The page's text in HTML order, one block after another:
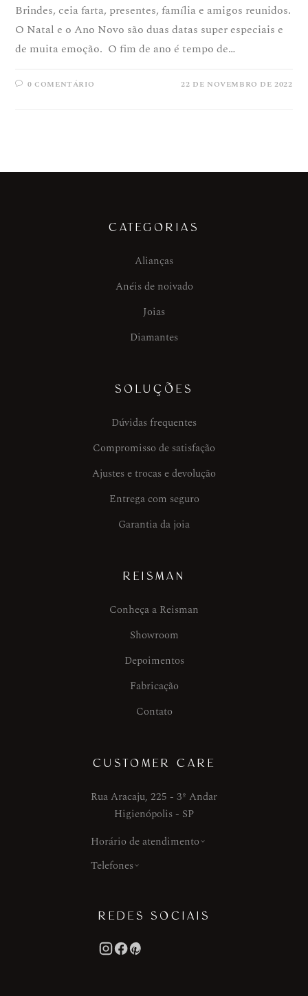
Brindes, ceia farta, presentes, família e amigos reunidos.
O Natal e o Ano Novo são duas datas super especiais e
de muita emoção. O fim de ano é tempo de…
0 COMENTÁRIO 22 DE NOVEMBRO DE 2022
CATEGORIAS
Alianças
Anéis de noivado
Joias
Diamantes
SOLUÇÕES
Dúvidas frequentes
Compromisso de satisfação
Ajustes e trocas e devolução
Entrega com seguro
Garantia da joia
REISMAN
Conheça a Reisman
Showroom
Depoimentos
Fabricação
Contato
CUSTOMER CARE
Rua Aracaju, 225 - 3º Andar
Higienópolis - SP
Horário de atendimento
Telefones
REDES SOCIAIS